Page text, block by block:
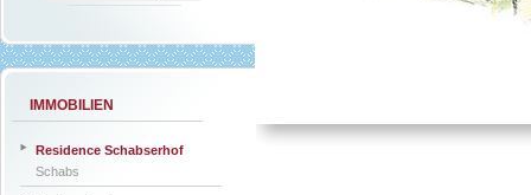
IMMOBILIEN
Residence Schabserhof
Schabs